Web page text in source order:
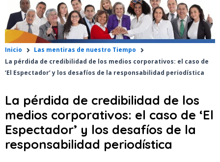
Inicio
Las mentiras de nuestro Tiempo
La pérdida de credibilidad de los medios corporativos: el caso de
‘El Espectador’ y los desafíos de la responsabilidad periodística
La pérdida de credibilidad de los
medios corporativos: el caso de ‘El
Espectador’ y los desafíos de la
responsabilidad periodística